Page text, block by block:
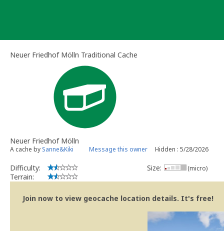
Neuer Friedhof Mölln Traditional Cache
Neuer Friedhof Mölln
A cache by Sanne&Kiki Message this owner Hidden : 5/28/2026
Difficulty:
Terrain:
Size: (micro)
Join now to view geocache location details. It's free!